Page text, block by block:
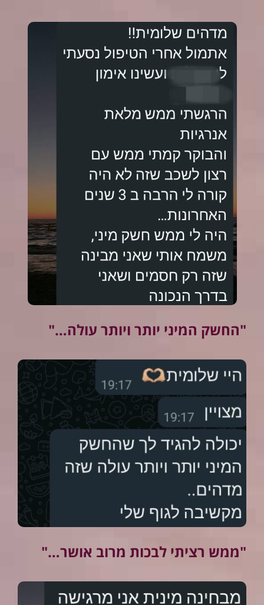
"החשק המיני יותר ויותר עולה…"
"ממש רציתי לבכות מרוב אושר…"